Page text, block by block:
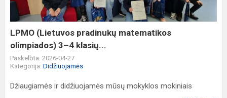
3–
klasių...
LPMO (Lietuvos pradinukų matematikos
olimpiados) 3–4 klasių...
Paskelbta: 2026-04-27
Kategorija: Didžiuojamės
Džiaugiamės ir didžiuojamės mūsų mokyklos mokiniais